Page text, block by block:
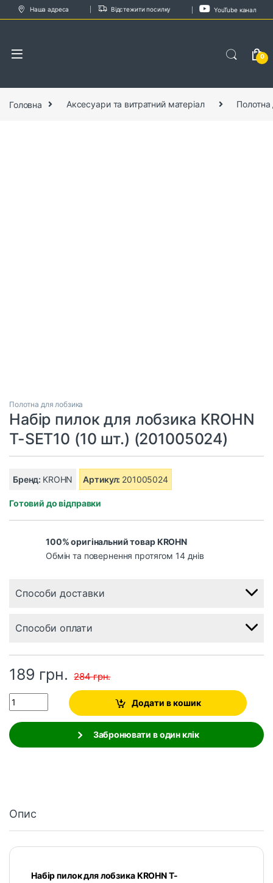
Skip to navigation
Skip to content
Наша адреса Відстежити посилку YouTube канал
0
Головна Аксесуари та витратний матеріал Полотна
Полотна для лобзика
Набір пилок для лобзика KROHN
T-SET10 (10 шт.) (201005024)
Бренд: KROHN Артикул: 201005024
Готовий до відправки
100% оригінальний товар KROHN
Обмін та повернення протягом 14 днів
Способи доставки
Способи оплати
189 грн. 284грн.
Quantity
Додати в кошик
Забронювати в один клік
Опис
Набір пилок для лобзика KROHN T-